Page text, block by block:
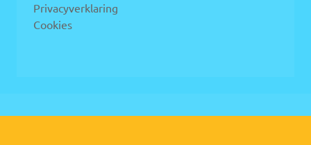
Privacyverklaring
Cookies